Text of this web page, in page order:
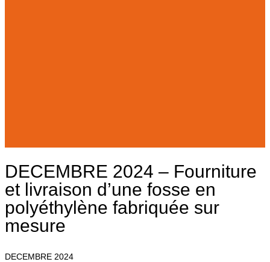
DECEMBRE 2024 – Fourniture
et livraison d’une fosse en
polyéthylène fabriquée sur
mesure
DECEMBRE 2024